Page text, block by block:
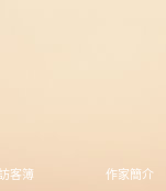
訪客簿 作家簡介